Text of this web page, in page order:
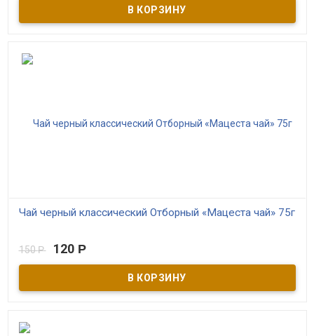
Акция! Три упаковки по цене двух! Чёрный краснодарский чай
высшего сорта с эхинацеей и липой. Производитель ОАО
Мацестинский чай г. Сочи
Чай черный классический Отборный «Мацеста чай» 75г
Это благородный купаж чайных листьев, собранных на
плантациях Мацестинской долины среди горных массивов
свойственны красивый коньячный цвет, яркий аромат,
150Р 120 Р